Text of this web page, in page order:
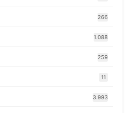
266
1.088
259
11
3.993